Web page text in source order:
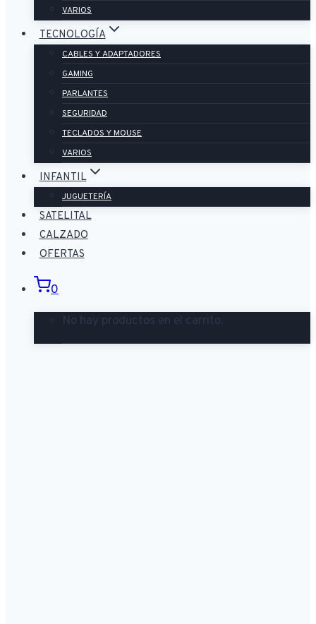
VARIOS
TECNOLOGÍA
CABLES Y ADAPTADORES
GAMING
PARLANTES
SEGURIDAD
TECLADOS Y MOUSE
VARIOS
INFANTIL
JUGUETERÍA
SATELITAL
CALZADO
OFERTAS
0
No hay productos en el carrito.